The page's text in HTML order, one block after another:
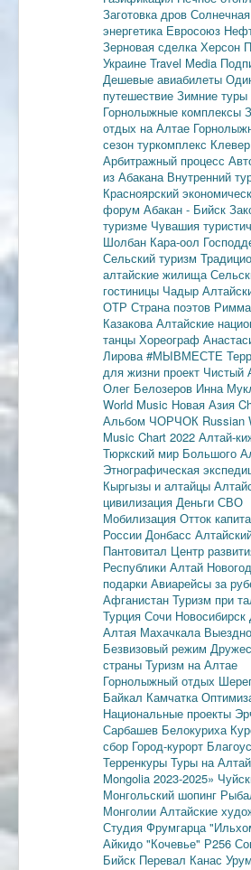
Заготовка дров Солнечная
энергетика Евросоюз
Зерновая сделка Херсон
Украине Travel Media
Дешевые авиабилеты
путешествие Зимние туры
Горнолыжные комплексы
отдых на Алтае
сезон туркомплекс Клевер
Арбитражный процесс
из Абакана Внутренний
Красноярский
форум Абакан - Бийск
туризме Чувашия
Шолбан Кара-оол
Сельский туризм
алтайские жилища
гостиницы Чадыр
ОТР Страна поэтов Римма
Казакова Алтайские
танцы Хореограф
Лирова #МЫВМЕСТЕ
для жизни проект Чистый
Олег Белозеров Инна
World Music Новая Азия
Альбом ЧОРЧОК Russian
Music Chart 2022 Алтай-
Тюркский мир Большого
Этнографическая
Кыргызы и алтайцы
цивилизация Деньги СВО
Мобилизация Отток
России Донбасс
Пантовитал Центр
Республики Алтай
подарки Авиарейсы за
Афганистан Туризм при
Турция Сочи Новосибирск
Алтая Махачкала
Безвизовый режим
страны Туризм на Алтае
Горнолыжный отдых
Байкал Камчатка
Национальные проекты
Сарбашев Белокуриха
сбор Город-курорт
Терренкуры Туры на Алтай
Mongolia 2023-2025»
Монгольский шопинг
Монголии Алтайские
Студия Фрумгарца
Айкидо "Кочевье" Р256
Бийск Перевал Канас